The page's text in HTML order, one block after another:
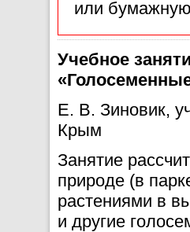
или
Учебное
Е. В. Зиновик,
Крым
Занятие
природе (в
растениями в
и другие